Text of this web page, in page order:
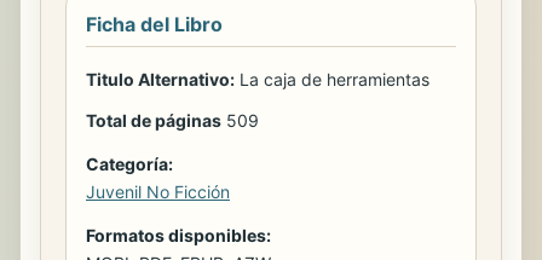
Ficha del Libro
Titulo Alternativo: La caja de herramientas
Total de páginas 509
Categoría:
Juvenil No Ficción
Formatos disponibles: